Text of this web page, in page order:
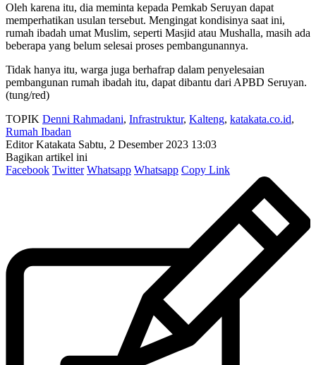
Oleh karena itu, dia meminta kepada Pemkab Seruyan dapat
memperhatikan usulan tersebut. Mengingat kondisinya saat ini,
rumah ibadah umat Muslim, seperti Masjid atau Mushalla, masih ada
beberapa yang belum selesai proses pembangunannya.
Tidak hanya itu, warga juga berhafrap dalam penyelesaian
pembangunan rumah ibadah itu, dapat dibantu dari APBD Seruyan.
(tung/red)
TOPIK Denni Rahmadani, Infrastruktur, Kalteng, katakata.co.id,
Rumah Ibadan
Editor Katakata Sabtu, 2 Desember 2023 13:03
Bagikan artikel ini
Facebook Twitter Whatsapp Whatsapp Copy Link